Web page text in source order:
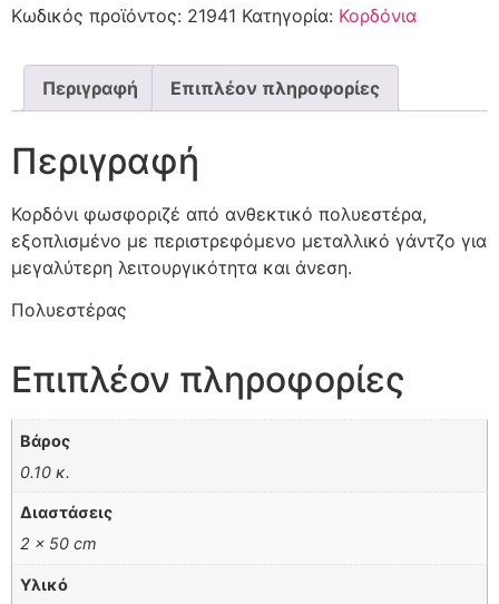
Κωδικός προϊόντος: 21941 Κατηγορία: Κορδόνια
Περιγραφή Επιπλέον πληροφορίες
Περιγραφή
Κορδόνι φωσφοριζέ από ανθεκτικό πολυεστέρα,
εξοπλισμένο με περιστρεφόμενο μεταλλικό γάντζο για
μεγαλύτερη λειτουργικότητα και άνεση.
Πολυεστέρας
Επιπλέον πληροφορίες
Βάρος
0.10 κ.
Διαστάσεις
2 × 50 cm
Υλικό